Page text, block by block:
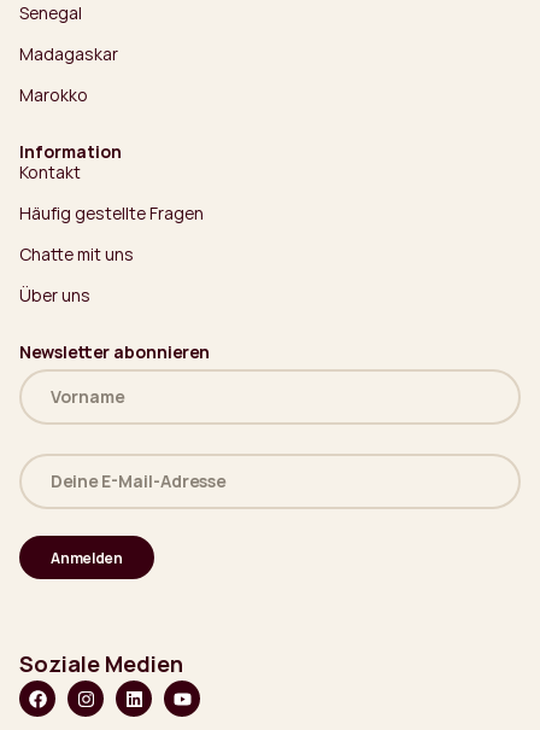
Senegal
Madagaskar
Marokko
Information
Kontakt
Häufig gestellte Fragen
Chatte mit uns
Über uns
Newsletter abonnieren
Name
(erforderlich)
Deine
E-
Mail-
(erforderlich)
Soziale Medien